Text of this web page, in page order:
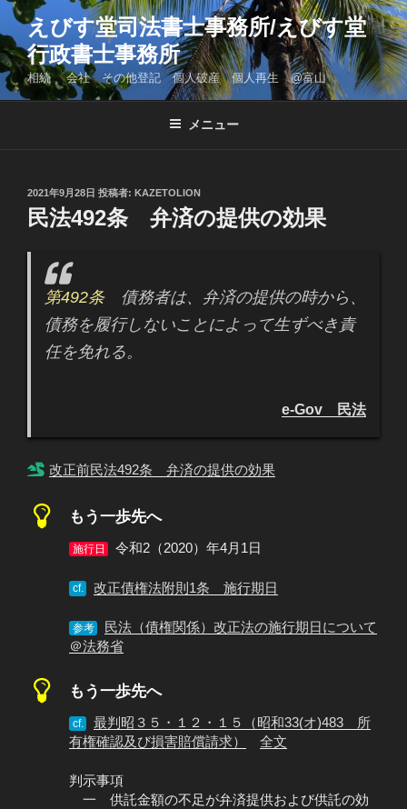
コ
ン
テ
ン
ツ
えびす堂司法書士事務所/えびす堂
行政書士事務所
相続 会社 その他登記 個人破産 個人再生 @富山
メニュー
投
稿
日:
2021年9月28日 投稿者: KAZETOLION
民法492条 弁済の提供の効果
第492条債務者は、弁済の提供の時から、
債務を履行しないことによって生ずべき責
任を免れる。
e-Gov 民法
改正前民法492条 弁済の提供の効果
もう一歩先へ
施行日 令和2（2020）年4月1日
cf. 改正債権法附則1条 施行期日
参考
民法（債権関係）改正法の施行期日について
＠法務省
もう一歩先へ
cf.
最判昭３５・１２・１５（昭和33(オ)483 所
有権確認及び損害賠償請求）
全文
判示事項
一 供託金額の不足が弁済提供および供託の効